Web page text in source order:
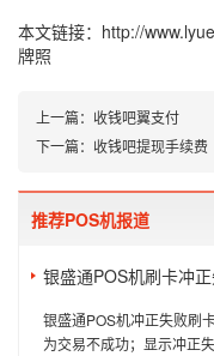
本文链接： http://
牌照
上一篇： 收钱吧翼支付
下一篇： 收钱吧提现手续费
推荐POS机报道
银盛通POS机刷卡冲
银盛通POS机冲正失败刷
为交易不成功；显示冲正